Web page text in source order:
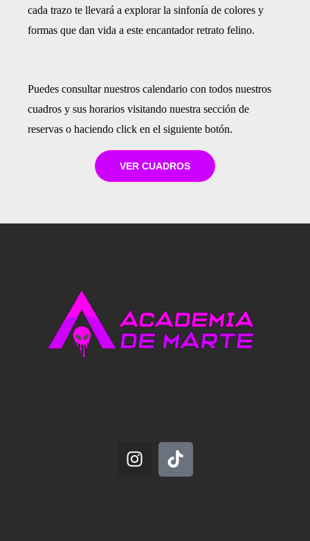
cada trazo te llevará a explorar la sinfonía de colores y
formas que dan vida a este encantador retrato felino.
Puedes consultar nuestros calendario con todos nuestros
cuadros y sus horarios visitando nuestra sección de
reservas o haciendo click en el siguiente botón.
VER CUADROS